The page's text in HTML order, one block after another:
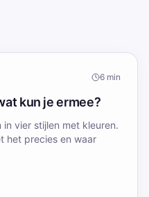
6min
kun je ermee?
vier stijlen met kleuren.
het precies en waar